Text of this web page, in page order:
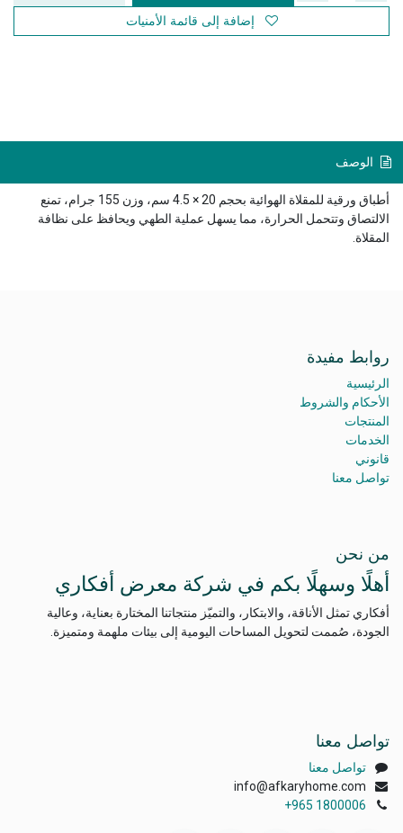
إضافة إلى قائمة الأمنيات
الوصف
أطباق ورقية للمقلاة الهوائية بحجم 20 × 4.5 سم، وزن 155 جرام، تمنع
الالتصاق وتتحمل الحرارة، مما يسهل عملية الطهي ويحافظ على نظافة
المقلاة.
روابط مفيدة
الرئيسية
الأحكام والشروط
المنتجات
الخدمات
قانوني
تواصل معنا
من نحن
أهلًا وسهلًا بكم في شركة معرض أفكاري
أفكاري تمثل الأناقة، والابتكار، والتميّز منتجاتنا المختارة بعناية، وعالية
الجودة، صُممت لتحويل المساحات اليومية إلى بيئات ملهمة ومتميزة.
تواصل معنا
تواصل معنا
info@afkaryhome.com
+965 1800006